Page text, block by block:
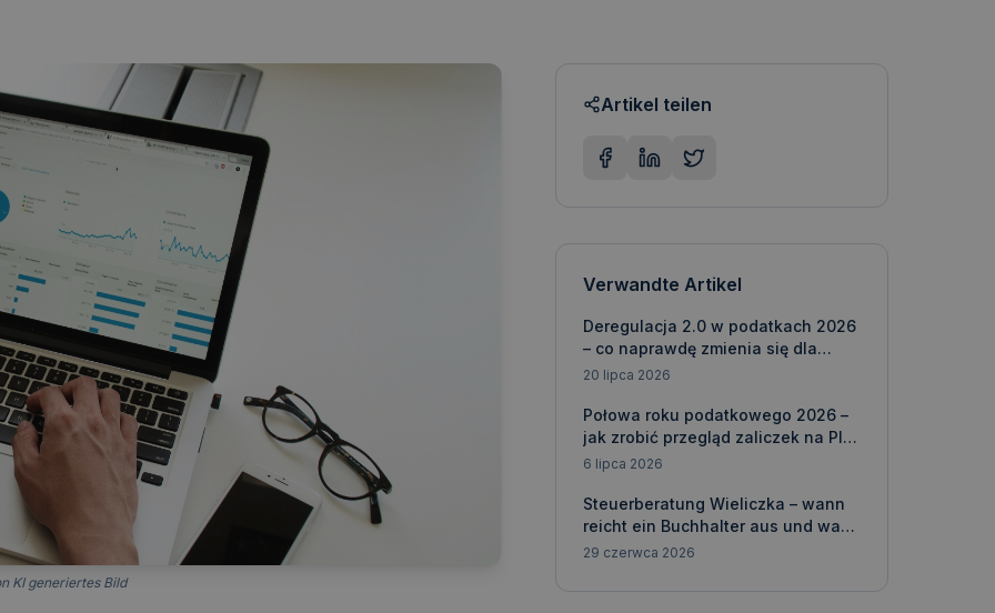
KI generiertes Bild
Artikel teilen
Verwandte Artikel
Deregulacja 2.0 w podatkach 2026
– co naprawdę zmienia się dla
Twojej firmy?
20 lipca 2026
Połowa roku podatkowego 2026 –
jak zrobić przegląd zaliczek na PIT
i CIT?
6 lipca 2026
Steuerberatung Wieliczka – wann
reicht ein Buchhalter aus und wann
brauchen Sie einen Steuerberater?
29 czerwca 2026